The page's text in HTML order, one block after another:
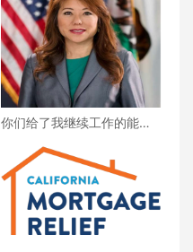
你们给了我继续工作的能量 -
民众的致函